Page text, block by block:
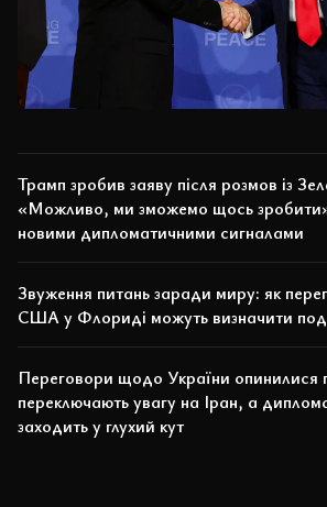
Трамп зробив заяву після розмов із
«Можливо, ми зможемо щось
новими дипломатичними сигналами
Звуження питань заради миру: як
США у Флориді можуть визначити
Переговори щодо України
переключають увагу на Іран, а
заходить у глухий кут